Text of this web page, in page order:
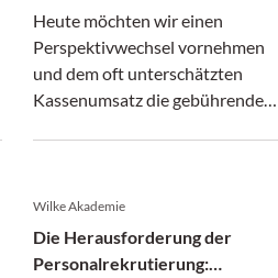
Erfolg Ihrer Apotheke
Heute möchten wir einen
Perspektivwechsel vornehmen
und dem oft unterschätzten
Kassenumsatz die gebührende
Wilke Akademie
Die Herausforderung der
Personalrekrutierung: